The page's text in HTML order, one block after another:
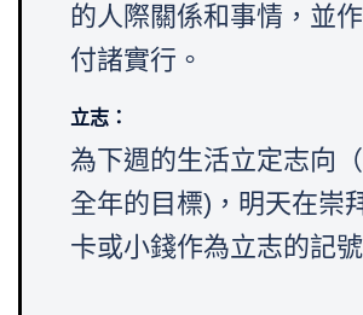
的人際關係和事情，並
付諸實行。
立志：
為下週的生活立定志向
全年的目標)，明天在崇
卡或小錢作為立志的記